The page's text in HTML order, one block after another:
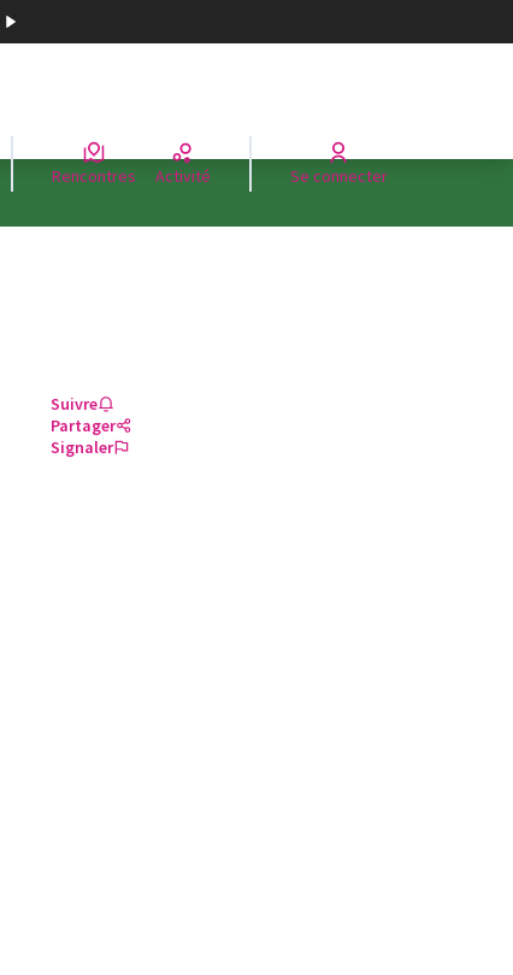
Rencontres Activité Se connecter
Suivre
Partager
Signaler